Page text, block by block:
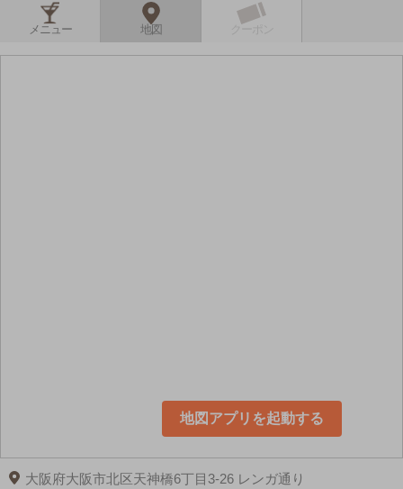
メニュー 地図
地図アプリを起動する
大阪府大阪市北区天神橋6丁目3-26 レンガ通り